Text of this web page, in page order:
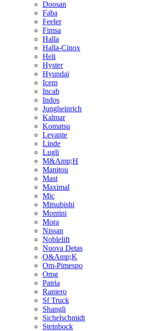
Doosan
Faba
Feeler
Fimsa
Halla
Halla-Cinox
Heli
Hyster
Hyundai
Icem
Incab
Indos
Jungheinrich
Kalmar
Komatsu
Levante
Linde
Lugli
M&Amp;H
Manitou
Mast
Maximal
Mic
Mitsubishi
Montini
Mora
Nissan
Noblelift
Nuova Detas
O&Amp;K
Om-Pimespo
Omg
Patria
Raniero
Sf Truck
Shangli
Sichelschmidt
Steinbock